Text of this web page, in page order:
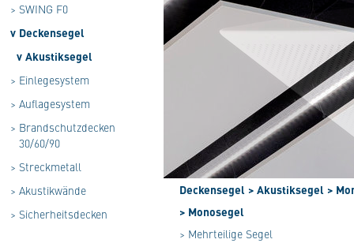
> SWING F0
v Deckensegel
v Akustiksegel
> Einlegesystem
> Auflagesystem
> Brandschutzdecken
30/60/90
> Streckmetall
> Akustikwände
> Sicherheitsdecken
Deckensegel > Akustiksegel >
> Monosegel
> Mehrteilige Segel